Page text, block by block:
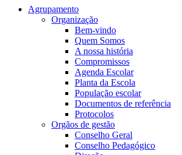
Agrupamento
Organização
Bem-vindo
Quem Somos
A nossa história
Compromissos
Agenda Escolar
Planta da Escola
População escolar
Documentos de referência
Protocolos
Orgãos de gestão
Conselho Geral
Conselho Pedagógico